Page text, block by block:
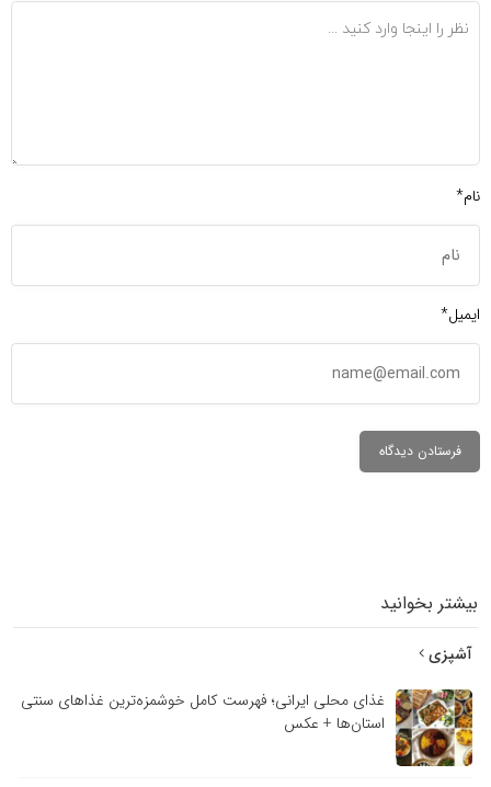
نام*
ایمیل*
بیشتر بخوانید
آشپزی
غذای محلی ایرانی؛ فهرست کامل خوشمزه‌ترین غذاهای سنتی
استان‌ها + عکس